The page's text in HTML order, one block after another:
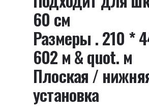
60 см
Размеры . 210 *
602 м & quot. м
Плоская /
установка
Обязательные поля помечены
Оцените этот товар:*
LEAVE A REPLY